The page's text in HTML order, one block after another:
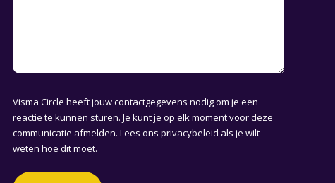
Visma Circle heeft jouw contactgegevens nodig om je een
reactie te kunnen sturen. Je kunt je op elk moment voor deze
communicatie afmelden. Lees onsprivacybeleid als je wilt
weten hoe dit moet.